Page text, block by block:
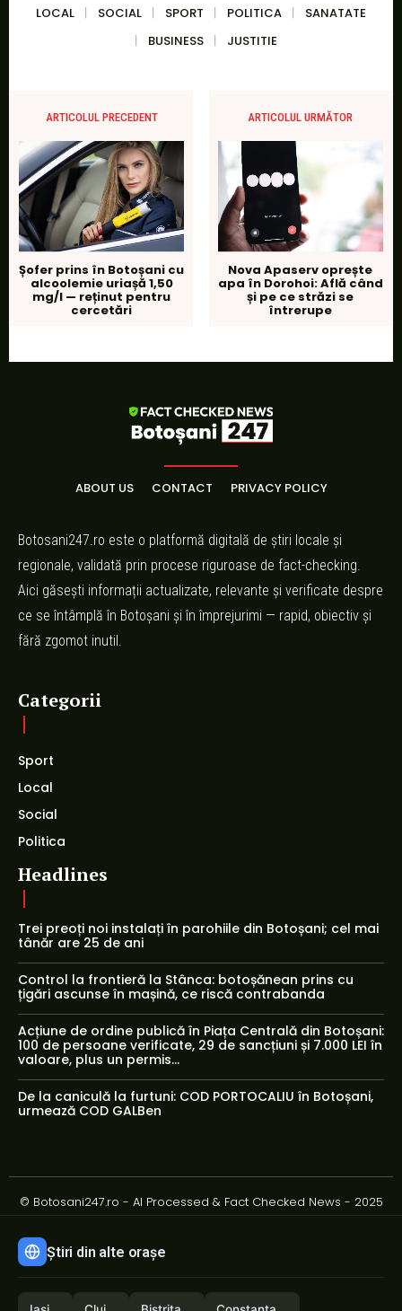
LOCAL SOCIAL SPORT POLITICA
SANATATE
BUSINESS
JUSTITIE
ARTICOLUL PRECEDENT
Șofer prins în Botoșani cu
alcoolemie uriașă 1,50
mg/l — reținut pentru
cercetări
ARTICOLUL URMĂTOR
Nova Apaserv oprește
apa în Dorohoi: Află când
și pe ce străzi se
întrerupe
ABOUT US CONTACT PRIVACY POLICY
Botosani247.ro este o platformă digitală de știri locale și
regionale, validată prin procese riguroase de fact-checking.
Aici găsești informații actualizate, relevante și verificate despre
ce se întâmplă în Botoșani și în împrejurimi — rapid, obiectiv și
fără zgomot inutil.
Categorii
Sport
Local
Social
Politica
Headlines
Trei preoți noi instalați în parohiile din Botoșani; cel mai
tânăr are 25 de ani
Control la frontieră la Stânca: botoșănean prins cu
țigări ascunse în mașină, ce riscă contrabanda
Acțiune de ordine publică în Piața Centrală din Botoșani:
100 de persoane verificate, 29 de sancțiuni și 7.000 LEI în
valoare, plus un permis...
De la caniculă la furtuni: COD PORTOCALIU în Botoșani,
urmează COD GALBen
© Botosani247.ro - AI Processed & Fact Checked News - 2025
Știri din alte orașe